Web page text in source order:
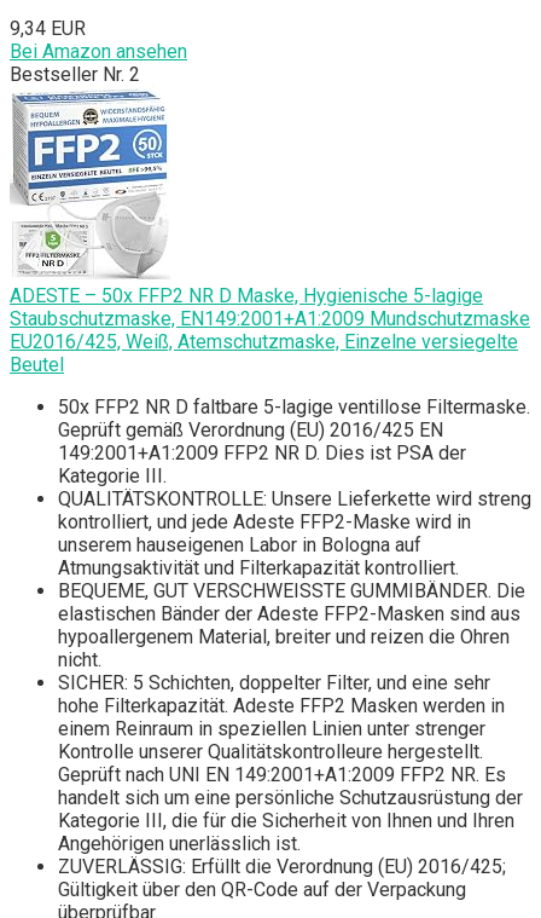
9,34 EUR
Bei Amazon ansehen
Bestseller Nr. 2
ADESTE – 50x FFP2 NR D Maske, Hygienische 5-lagige
Staubschutzmaske, EN149:2001+A1:2009 Mundschutzmaske
EU2016/425, Weiß, Atemschutzmaske, Einzelne versiegelte
Beutel
50x FFP2 NR D faltbare 5-lagige ventillose Filtermaske.
Geprüft gemäß Verordnung (EU) 2016/425 EN
149:2001+A1:2009 FFP2 NR D. Dies ist PSA der
Kategorie III.
QUALITÄTSKONTROLLE: Unsere Lieferkette wird streng
kontrolliert, und jede Adeste FFP2-Maske wird in
unserem hauseigenen Labor in Bologna auf
Atmungsaktivität und Filterkapazität kontrolliert.
BEQUEME, GUT VERSCHWEISSTE GUMMIBÄNDER. Die
elastischen Bänder der Adeste FFP2-Masken sind aus
hypoallergenem Material, breiter und reizen die Ohren
nicht.
SICHER: 5 Schichten, doppelter Filter, und eine sehr
hohe Filterkapazität. Adeste FFP2 Masken werden in
einem Reinraum in speziellen Linien unter strenger
Kontrolle unserer Qualitätskontrolleure hergestellt.
Geprüft nach UNI EN 149:2001+A1:2009 FFP2 NR. Es
handelt sich um eine persönliche Schutzausrüstung der
Kategorie III, die für die Sicherheit von Ihnen und Ihren
Angehörigen unerlässlich ist.
ZUVERLÄSSIG: Erfüllt die Verordnung (EU) 2016/425;
Gültigkeit über den QR-Code auf der Verpackung
überprüfbar.